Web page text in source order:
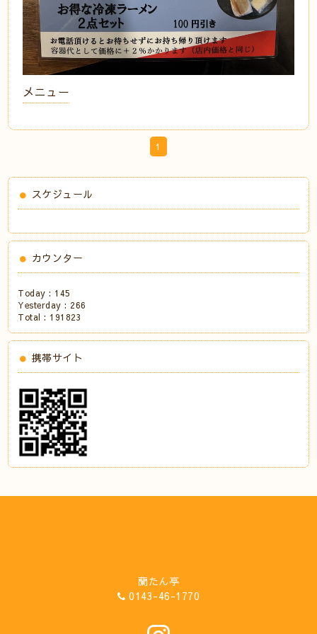
メニュー
1
スケジュール
カウンター
Today : 145
Yesterday : 266
Total : 191823
携帯サイト
蘭たん亭
0143-46-1770